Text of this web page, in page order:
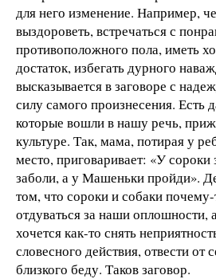
для него изменение. Например,
выздороветь, встречаться с
противоположного пола, иметь
достаток, избегать дурного
высказывается в заговоре с
силу самого произнесения. Есть
которые вошли в нашу речь,
культуре. Так, мама, потирая у
место, приговаривает: «У сороки
заболи, а у Машеньки пройди».
том, что сороки и собаки
отдуваться за наши оплошности,
хочется как-то снять
словесного действия, отвести от
близкого беду. Таков заговор.